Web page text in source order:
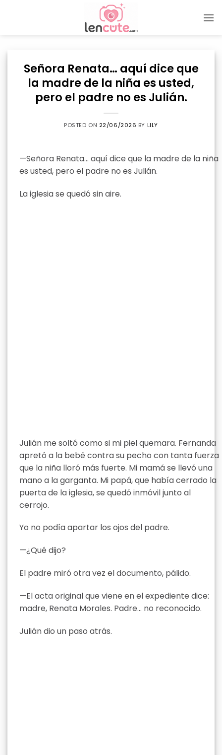
Señora Renata… aquí dice que
la madre de la niña es usted,
pero el padre no es Julián.
POSTED ON 22/06/2026 BY LILY
—Señora Renata… aquí dice que la madre de la niña
es usted, pero el padre no es Julián.
La iglesia se quedó sin aire.
Julián me soltó como si mi piel quemara. Fernanda
apretó a la bebé contra su pecho con tanta fuerza
que la niña lloró más fuerte. Mi mamá se llevó una
mano a la garganta. Mi papá, que había cerrado la
puerta de la iglesia, se quedó inmóvil junto al
cerrojo.
Yo no podía apartar los ojos del padre.
—¿Qué dijo?
El padre miró otra vez el documento, pálido.
—El acta original que viene en el expediente dice:
madre, Renata Morales. Padre… no reconocido.
Julián dio un paso atrás.